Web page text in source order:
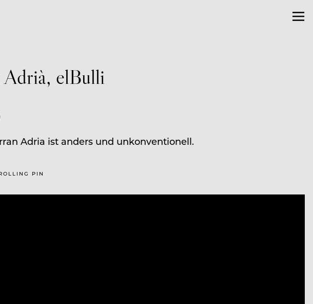
Adrià, elBulli
Adria ist anders und unkonventionell.
PIN